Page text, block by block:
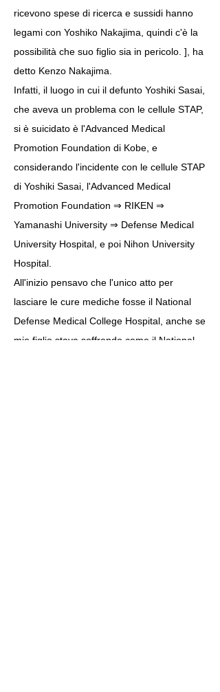
ricevono spese di ricerca e sussidi hanno
legami con Yoshiko Nakajima, quindi c'è la
possibilità che suo figlio sia in pericolo. ], ha
detto Kenzo Nakajima.
Infatti, il luogo in cui il defunto Yoshiki Sasai,
che aveva un problema con le cellule STAP,
si è suicidato è l'Advanced Medical
Promotion Foundation di Kobe, e
considerando l'incidente con le cellule STAP
di Yoshiki Sasai, l'Advanced Medical
Promotion Foundation ⇒ RIKEN ⇒
Yamanashi University ⇒ Defense Medical
University Hospital, e poi Nihon University
Hospital.
All'inizio pensavo che l'unico atto per
lasciare le cure mediche fosse il National
Defense Medical College Hospital, anche se
mio figlio stava soffrendo come il National